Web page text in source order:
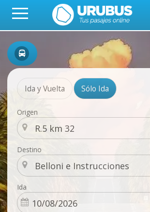
Ida y Vuelta Sólo Ida
Origen
Destino
Ida